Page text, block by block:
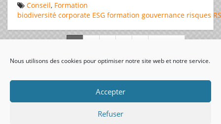
Nous utilisons des cookies pour optimiser notre site web et notre service.
Accepter
Refuser
Conseil, Formation
biodiversité corporate ESG formation gouvernance risques
visiteurs uniques: